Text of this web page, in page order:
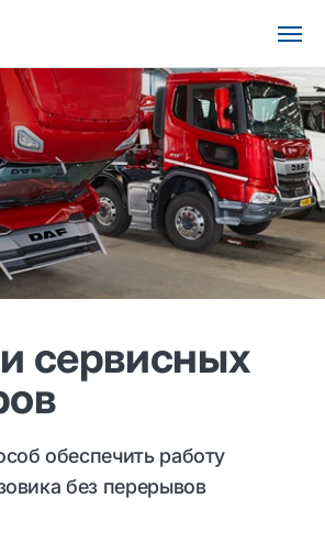
сервисных
обеспечить работу
без перерывов